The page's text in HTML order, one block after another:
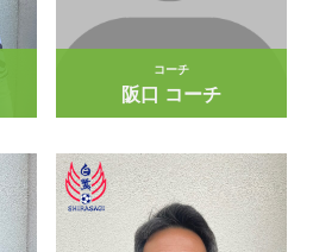
コーチ
阪口 コーチ